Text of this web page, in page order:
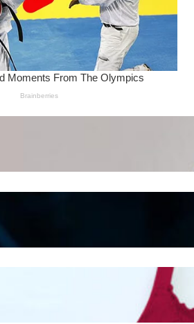
Wanita Pamer Pakaian
Kepribadian
Mengintip Kepribadian
Wanita Dari Warna Bra